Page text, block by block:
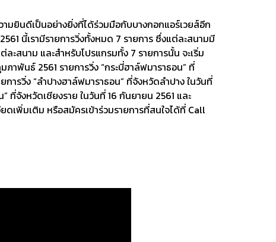
มยินดีเป็นอย่างยิ่งที่ได้ร่วมมือกับบางกอกแอร์เวยส์อีก
นี้เรามีรายการวิ่งทั้งหมด 7 รายการ ซึ่งแต่ละสนามมี
ะสนาม และสำหรับโปรแกรมทั้ง 7 รายการนั้น จะเริ่ม
ภาพันธ์ 2561 รายการวิ่ง “กระบี่ฮาล์ฟมาราธอน” ที่
ารวิ่ง “ลำปางฮาล์ฟมาราธอน” ที่จังหวัดลำปาง ในวันที่
ที่จังหวัดเชียงราย ในวันที่ 16 กันยายน 2561 และ
ดเพิ่มเติม หรือสมัครเข้าร่วมรายการที่สนใจได้ที่ Call